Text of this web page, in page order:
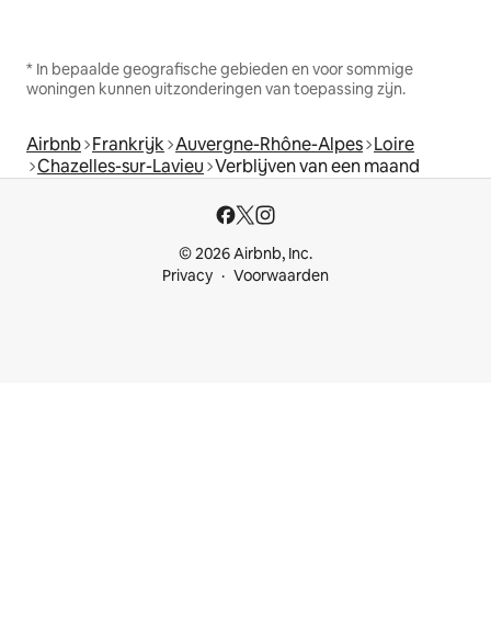
* In bepaalde geografische gebieden en voor sommige
woningen kunnen uitzonderingen van toepassing zijn.
Airbnb Frankrijk Auvergne-Rhône-Alpes Loire
Chazelles-sur-Lavieu Verblijven van een maand
© 2026 Airbnb, Inc.
Privacy
Voorwaarden